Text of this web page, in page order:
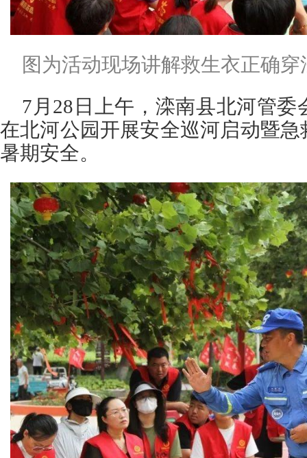
图为活动现场讲解救生衣正确
7月28日上午，滦南县北河管
在北河公园开展安全巡河启动暨
暑期安全。